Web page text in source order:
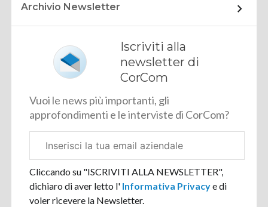
Archivio Newsletter
Iscriviti alla
newsletter di
CorCom
Vuoi le news più importanti, gli
approfondimenti e le interviste di CorCom?
aziendale
Cliccando su "ISCRIVITI ALLA NEWSLETTER",
dichiaro di aver letto l' Informativa Privacye di
voler ricevere la Newsletter.